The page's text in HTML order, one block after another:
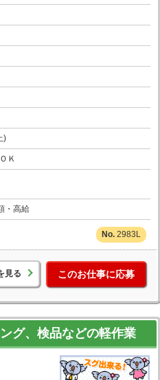
)
Ｋ
・高給
2983L
見る このお仕事に応募
グ、検品などの軽作業